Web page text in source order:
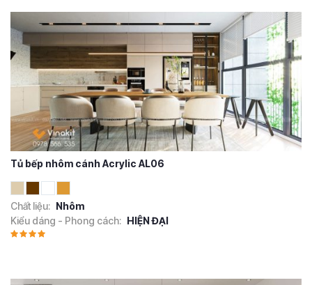
Tủ bếp nhôm cánh Acrylic AL06
Chất liệu: Nhôm
Kiểu dáng - Phong cách: HIỆN ĐẠI